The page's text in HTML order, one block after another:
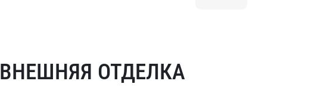
ВНЕШНЯЯ ОТДЕЛКА